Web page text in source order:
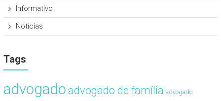
Informativo
Notícias
Tags
advogado advogado de família advogado